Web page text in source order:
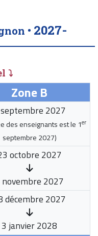
• 2027-
⤵
Zone B
2027
des enseignants est le 1er
septembre 2027)
octobre 2027
2027
décembre 2027
3 janvier 2028